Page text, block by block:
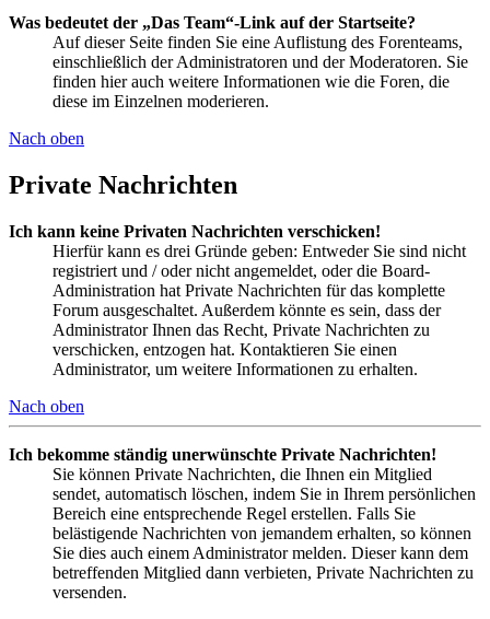
Was bedeutet der „Das Team“-Link auf der Startseite?
Auf dieser Seite finden Sie eine Auflistung des Forenteams,
einschließlich der Administratoren und der Moderatoren. Sie
finden hier auch weitere Informationen wie die Foren, die
diese im Einzelnen moderieren.
Nach oben
Private Nachrichten
Ich kann keine Privaten Nachrichten verschicken!
Hierfür kann es drei Gründe geben: Entweder Sie sind nicht
registriert und / oder nicht angemeldet, oder die Board-
Administration hat Private Nachrichten für das komplette
Forum ausgeschaltet. Außerdem könnte es sein, dass der
Administrator Ihnen das Recht, Private Nachrichten zu
verschicken, entzogen hat. Kontaktieren Sie einen
Administrator, um weitere Informationen zu erhalten.
Nach oben
Ich bekomme ständig unerwünschte Private Nachrichten!
Sie können Private Nachrichten, die Ihnen ein Mitglied
sendet, automatisch löschen, indem Sie in Ihrem persönlichen
Bereich eine entsprechende Regel erstellen. Falls Sie
belästigende Nachrichten von jemandem erhalten, so können
Sie dies auch einem Administrator melden. Dieser kann dem
betreffenden Mitglied dann verbieten, Private Nachrichten zu
versenden.